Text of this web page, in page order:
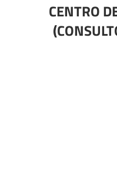
CENTRO